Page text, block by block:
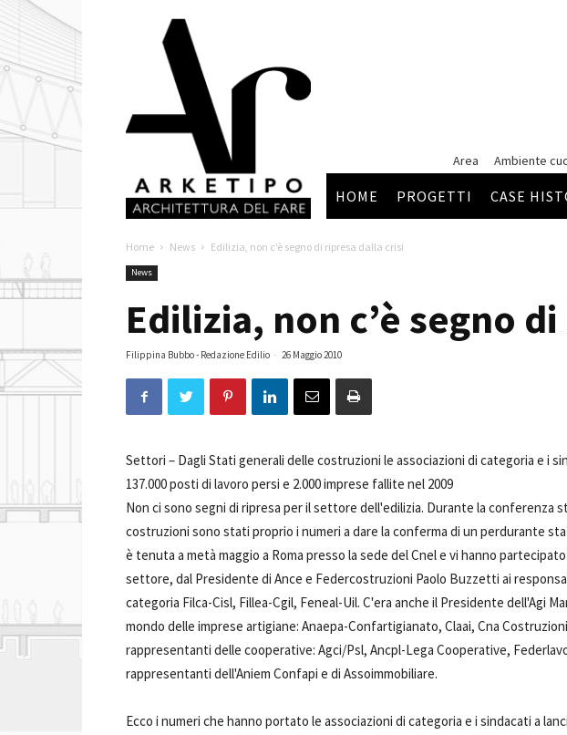
Arketipo
Area
Ambiente
HOME PROGETTI CASE
Home News Edilizia, non c’è segno di ripresa dalla crisi
News
Edilizia, non c’è segno
Filippina Bubbo - Redazione Edilio - 26 Maggio 2010
Settori – Dagli Stati generali delle costruzioni le associazioni di categoria e i
137.000 posti di lavoro persi e 2.000 imprese fallite nel 2009
Non ci sono segni di ripresa per il settore dell'edilizia. Durante la conferenza
costruzioni sono stati proprio i numeri a dare la conferma di un perdurante
è tenuta a metà maggio a Roma presso la sede del Cnel e vi hanno
settore, dal Presidente di Ance e Federcostruzioni Paolo Buzzetti ai
categoria Filca-Cisl, Fillea-Cgil, Feneal-Uil. C'era anche il Presidente dell'Agi
mondo delle imprese artigiane: Anaepa-Confartigianato, Claai, Cna
rappresentanti delle cooperative: Agci/Psl, Ancpl-Lega Cooperative,
rappresentanti dell'Aniem Confapi e di Assoimmobiliare.
Ecco i numeri che hanno portato le associazioni di categoria e i sindacati a